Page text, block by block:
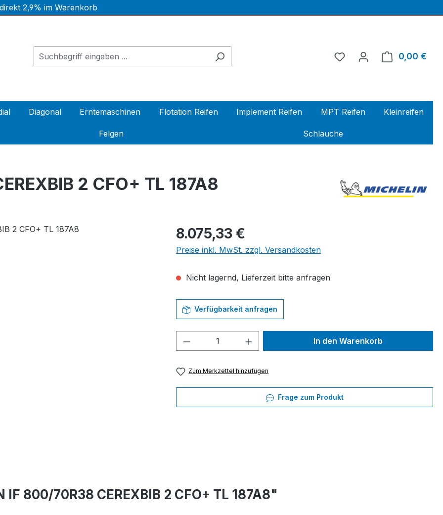
2,9% im Warenkorb
0,00 €
Diagonal Erntemaschinen Flotation Reifen Implement Reifen MPT Reifen Kleinreifen
Felgen Schläuche
2 CFO+ TL 187A8
Regulärer Preis:
8.075,33 €
Preise inkl. MwSt. zzgl. Versandkosten
Nicht lagernd, Lieferzeit bitte anfragen
Verfügbarkeit anfragen
Produkt Anzahl: Gib den gewünschten Wert
In den Warenkorb
Zum Merkzettel hinzufügen
Frage zum Produkt
800/70R38 CEREXBIB 2 CFO+ TL 187A8"